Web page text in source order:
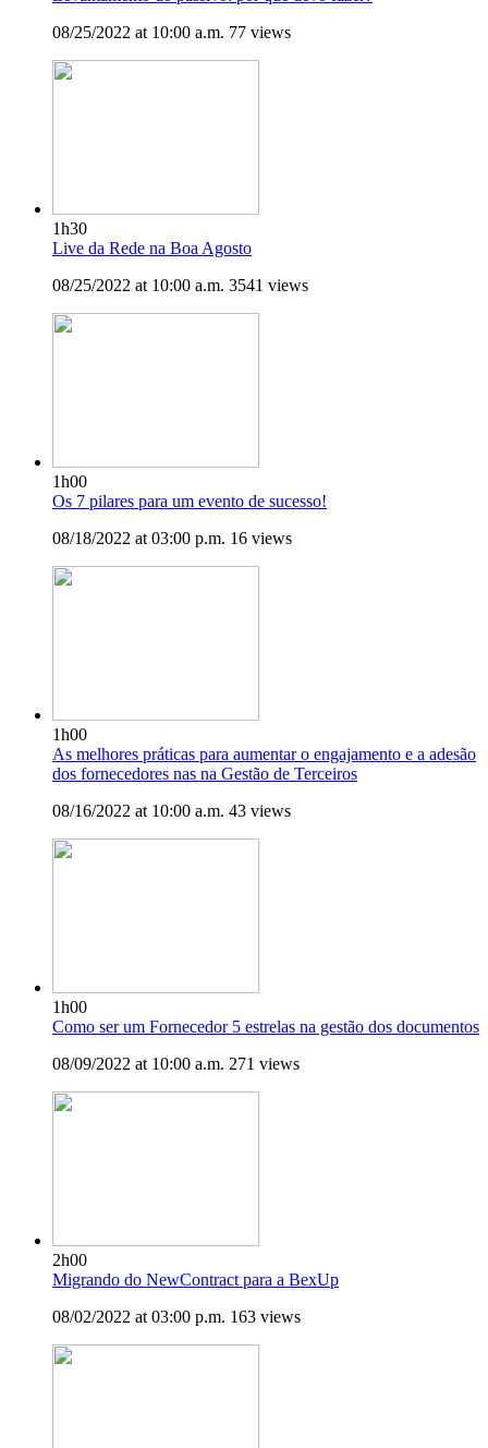
08/25/2022 at 10:00 a.m. 77 views
1h30
Live da Rede na Boa Agosto
08/25/2022 at 10:00 a.m. 3541 views
1h00
Os 7 pilares para um evento de sucesso!
08/18/2022 at 03:00 p.m. 16 views
1h00
As melhores práticas para aumentar o engajamento e a adesão
dos fornecedores nas na Gestão de Terceiros
08/16/2022 at 10:00 a.m. 43 views
1h00
Como ser um Fornecedor 5 estrelas na gestão dos documentos
08/09/2022 at 10:00 a.m. 271 views
2h00
Migrando do NewContract para a BexUp
08/02/2022 at 03:00 p.m. 163 views